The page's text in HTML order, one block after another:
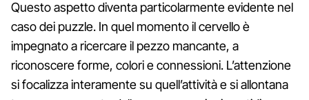
Questo aspetto diventa particolarmente evidente nel
caso dei puzzle. In quel momento il cervello è
impegnato a ricercare il pezzo mancante, a
riconoscere forme, colori e connessioni. L’attenzione
si focalizza interamente su quell’attività e si allontana